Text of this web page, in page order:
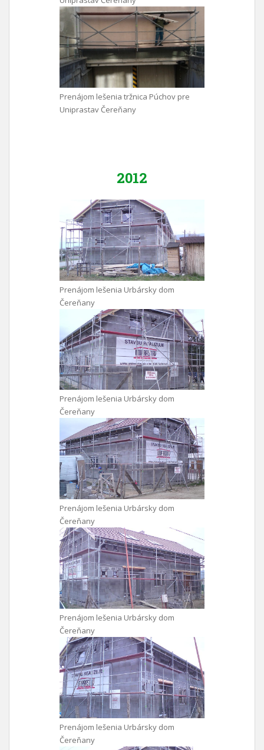
Prenájom lešenia tržnica Púchov pre
Uniprastav Čereňany
2012
Prenájom lešenia Urbársky dom
Čereňany
Prenájom lešenia Urbársky dom
Čereňany
Prenájom lešenia Urbársky dom
Čereňany
Prenájom lešenia Urbársky dom
Čereňany
Prenájom lešenia Urbársky dom
Čereňany